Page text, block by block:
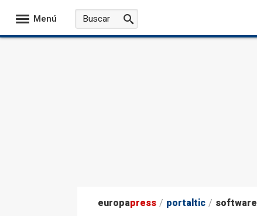
Menú
europapress / portaltic / software